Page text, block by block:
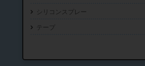
シリコンスプレー
テープ